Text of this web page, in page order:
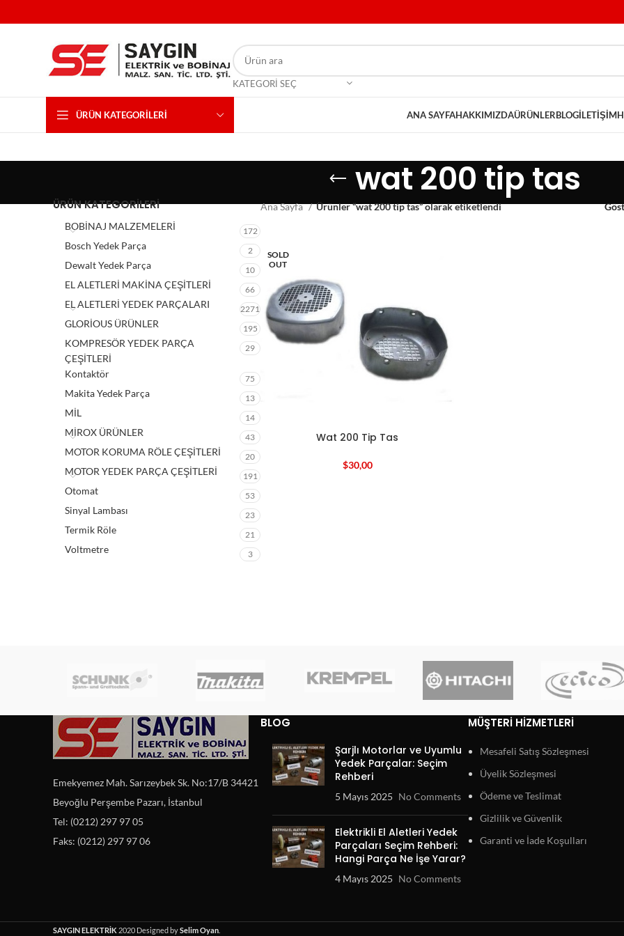
KATEGORI SEÇ
ÜRÜN KATEGORILERI ANA SAYFAHAKKIMIZDAÜRÜNLERBLOGİLETIŞIM
wat 200 tip tas
ÜRÜN KATEGORILERI
BOBİNAJ MALZEMELERİ 172
Bosch Yedek Parça 2
Dewalt Yedek Parça 10
EL ALETLERİ MAKİNA ÇEŞİTLERİ 66
EL ALETLERİ YEDEK PARÇALARI 2271
GLORİOUS ÜRÜNLER 195
KOMPRESÖR YEDEK PARÇA
ÇEŞİTLERİ
29
Kontaktör 75
Makita Yedek Parça 13
MİL 14
MİROX ÜRÜNLER 43
MOTOR KORUMA RÖLE ÇEŞİTLERİ 20
MOTOR YEDEK PARÇA ÇEŞİTLERİ 191
Otomat 53
Sinyal Lambası 23
Termik Röle 21
Voltmetre 3
Ana Sayfa Ürünler “wat 200 tip tas” olarak etiketlendi
SOLD
OUT
Wat 200 Tip Tas
$30,00
Emekyemez Mah. Sarızeybek Sk. No:17/B 34421
Beyoğlu Perşembe Pazarı, İstanbul
Tel: (0212) 297 97 05
Faks: (0212) 297 97 06
BLOG
Şarjlı Motorlar ve Uyumlu
Yedek Parçalar: Seçim
Rehberi
5 Mayıs 2025 No Comments
Elektrikli El Aletleri Yedek
Parçaları Seçim Rehberi:
Hangi Parça Ne İşe Yarar?
4 Mayıs 2025 No Comments
MÜŞTERI HIZMETLERI
Mesafeli Satış Sözleşmesi
Üyelik Sözleşmesi
Ödeme ve Teslimat
Gizlilik ve Güvenlik
Garanti ve İade Koşulları
SAYGIN ELEKTRİK 2020 Designed bySelim Oyan